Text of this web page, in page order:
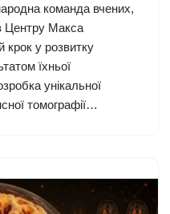
команда вчених,
Центру Макса
у розвитку
їхньої
унікальної
томографії…